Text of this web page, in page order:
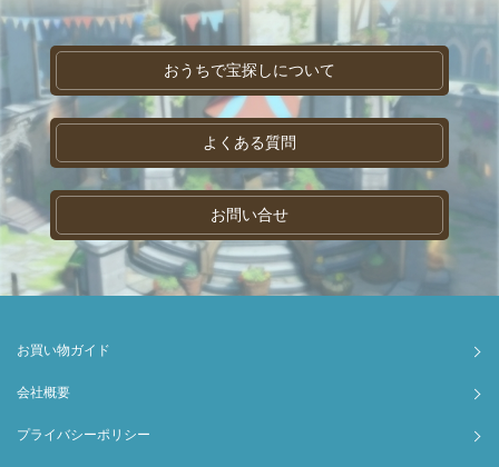
おうちで宝探しについて
よくある質問
お問い合せ
お買い物ガイド
会社概要
プライバシーポリシー